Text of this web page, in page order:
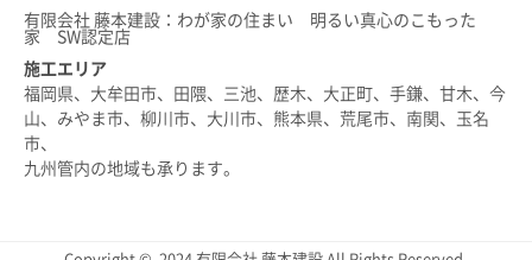
有限会社 藤本建設：わが家の住まい 明るい真心のこもった
家 SW認定店
施工エリア
福岡県、大牟田市、田隈、三池、歴木、大正町、手鎌、甘木、今
山、みやま市、柳川市、大川市、熊本県、荒尾市、南関、玉名
市、
九州管内の地域も承ります。